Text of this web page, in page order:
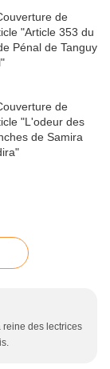
reine des lectrices